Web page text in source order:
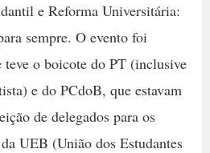
e Reforma Universitária:
sempre. O evento foi
teve o boicote do PT (inclusive
e do PCdoB, que estavam
de delegados para os
UEB (União dos Estudantes